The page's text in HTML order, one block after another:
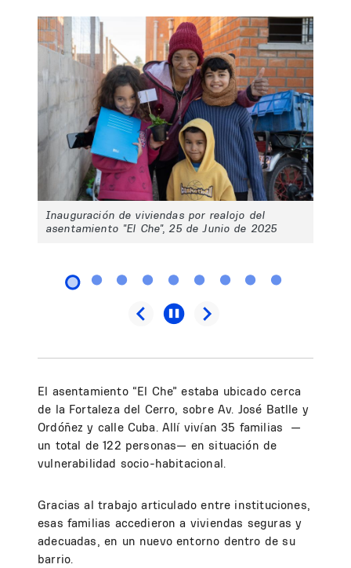
Inauguración de viviendas por realojo del
asentamiento "El Che", 25 de Junio de 2025
El asentamiento “El Che” estaba ubicado cerca
de la Fortaleza del Cerro, sobre Av. José Batlle y
Ordóñez y calle Cuba. Allí vivían 35 familias —
un total de 122 personas— en situación de
vulnerabilidad socio-habitacional.
Gracias al trabajo articulado entre instituciones,
esas familias accedieron a viviendas seguras y
adecuadas, en un nuevo entorno dentro de su
barrio.